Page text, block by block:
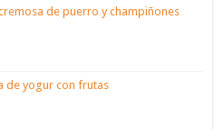
de puerro y champiñones
de yogur con frutas